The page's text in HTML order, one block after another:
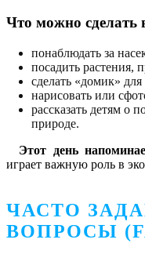
Что можно сделать
понаблюдать за
посадить растения,
сделать «домик»
нарисовать или
рассказать детям о
природе.
Этот день
играет важную роль в
ЧАСТО
ВОПРОСЫ